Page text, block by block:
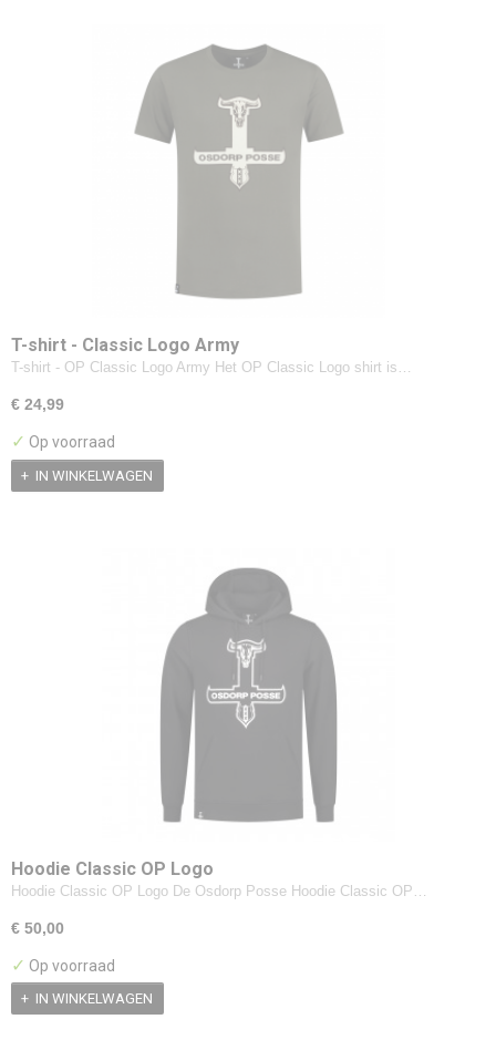
T-shirt - Classic Logo Army
T-shirt - OP Classic Logo Army Het OP Classic Logo shirt is…
€ 24,99
✓ Op voorraad
IN WINKELWAGEN
Hoodie Classic OP Logo
Hoodie Classic OP Logo De Osdorp Posse Hoodie Classic OP…
€ 50,00
✓ Op voorraad
IN WINKELWAGEN